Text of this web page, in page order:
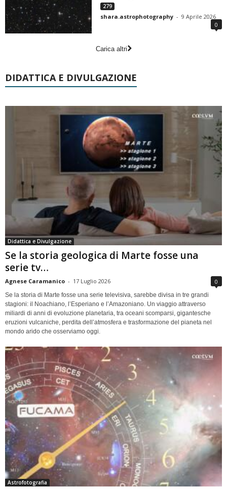
279
shara.astrophotography - 9 Aprile 2026
0
Carica altri
DIDATTICA E DIVULGAZIONE
Didattica e Divulgazione
Se la storia geologica di Marte fosse una
serie tv…
Agnese Caramanico - 17 Luglio 2026 0
Se la storia di Marte fosse una serie televisiva, sarebbe divisa in tre grandi
stagioni: il Noachiano, l’Esperiano e l’Amazoniano. Un viaggio attraverso
miliardi di anni di evoluzione planetaria, tra oceani scomparsi, gigantesche
eruzioni vulcaniche, perdita dell’atmosfera e trasformazione del pianeta nel
mondo arido che osserviamo oggi.
Astrofotografia